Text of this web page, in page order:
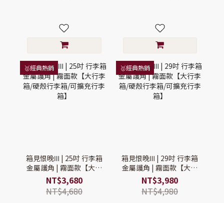
🥇經典熱銷
箱見恨晚Ⅲ | 25吋 行李箱
金屬護角 | 霧面款【大行
李箱/硬殼行李箱/可擴充
行李箱】
NT$3,680
NT$4,680
🥇經典熱銷
箱見恨晚Ⅲ | 29吋 行李箱
金屬護角 | 霧面款【大行
李箱/硬殼行李箱/可擴充
行李箱】
NT$3,980
NT$4,980